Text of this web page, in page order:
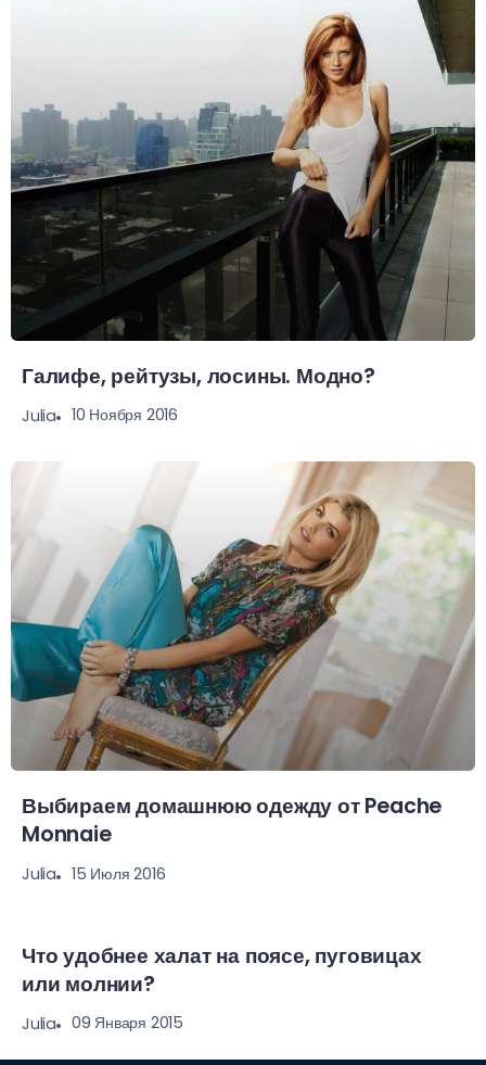
Галифе, рейтузы, лосины. Модно?
Julia 10 Ноября 2016
Выбираем домашнюю одежду от Peache
Monnaie
Julia 15 Июля 2016
Что удобнее халат на поясе, пуговицах
или молнии?
Julia 09 Января 2015